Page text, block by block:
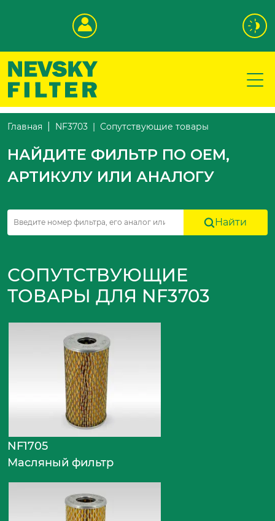
Главная NF3703 Сопутствующие товары
НАЙДИТЕ ФИЛЬТР ПО OEM,
АРТИКУЛУ ИЛИ АНАЛОГУ
Найти
СОПУТСТВУЮЩИЕ
ТОВАРЫ ДЛЯ NF3703
NF1705
Масляный фильтр